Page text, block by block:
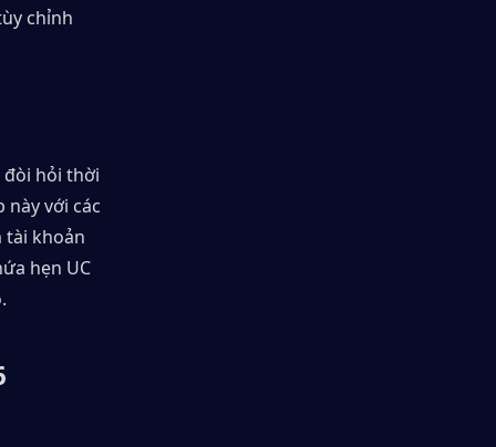
chỉnh
đòi hỏi thời
với các
tài khoản
hẹn UC